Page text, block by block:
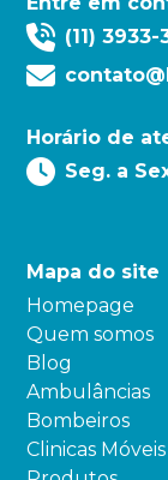
(11)
Horário de
Seg. a
Mapa do site
Homepage
Quem somos
Blog
Ambulâncias
Bombeiros
Clinicas Móveis